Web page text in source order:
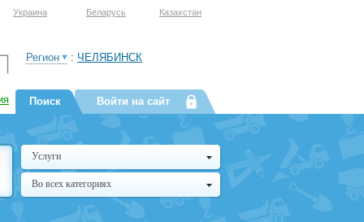
Украина Беларусь Казахстан
Регион : ЧЕЛЯБИНСК
Поиск Войти на сайт
Услуги
Во всех категориях